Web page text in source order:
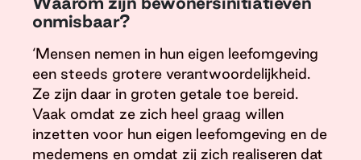
onmisbaar?
‘Mensen nemen in hun eigen leefomgeving
een steeds grotere verantwoordelijkheid.
Ze zijn daar in groten getale toe bereid.
Vaak omdat ze zich heel graag willen
inzetten voor hun eigen leefomgeving en de
medemens en omdat zij zich realiseren dat